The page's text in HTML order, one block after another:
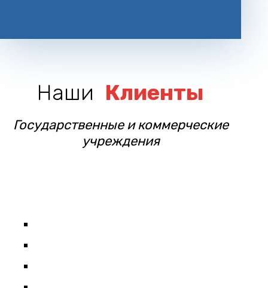
Наши Клиенты
Государственные и коммерческие
учреждения